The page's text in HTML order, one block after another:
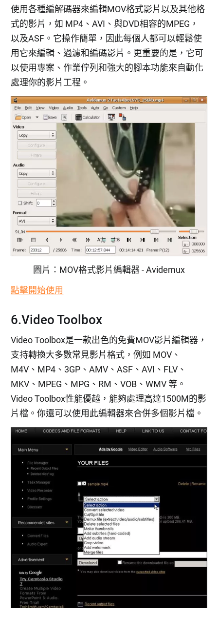
使用各種編解碼器來編輯MOV格式影片以及其他格
式的影片，如 MP4、AVI、與DVD相容的MPEG，
以及ASF。它操作簡單，因此每個人都可以輕鬆使
用它來編輯、過濾和編碼影片。更重要的是，它可
以使用專案、作業佇列和強大的腳本功能來自動化
處理你的影片工程。
圖片：MOV格式影片編輯器 - Avidemux
點擊開始使用
6.Video Toolbox
Video Toolbox是一款出色的免費MOV影片編輯器，
支持轉換大多數常見影片格式，例如 MOV、
M4V、MP4、3GP、AMV、ASF、AVI、FLV、
MKV、MPEG、MPG、RM、VOB、WMV 等。
Video Toolbox性能優越，能夠處理高達1500M的影
片檔。你還可以使用此編輯器來合併多個影片檔。